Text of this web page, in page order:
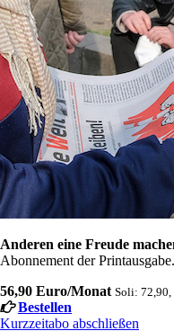
Anderen eine Freude
Abonnement der Printausgabe.
56,90 Euro/Monat Soli: 72,90,
Bestellen
Kurzzeitabo abschließen